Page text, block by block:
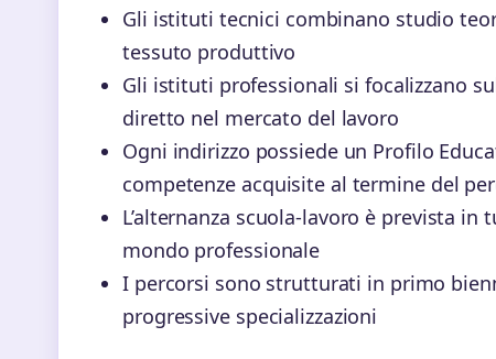
Gli istituti tecnici combinano studio
tessuto produttivo
Gli istituti professionali si focalizzano
diretto nel mercato del lavoro
Ogni indirizzo possiede un Profilo
competenze acquisite al termine del
L’alternanza scuola-lavoro è prevista
mondo professionale
I percorsi sono strutturati in primo
progressive specializzazioni